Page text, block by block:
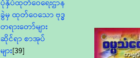
ပုံနှိပ်ထုတ်ဝေရေးဌာန
ခွဲမှ ထုတ်ဝေသော ဗုဒ္ဓ
တရားတော်များ
ဆိုင်ရာ စာအုပ်
များ[39]